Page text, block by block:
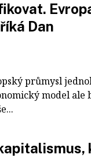
Dan
průmysl
model ale